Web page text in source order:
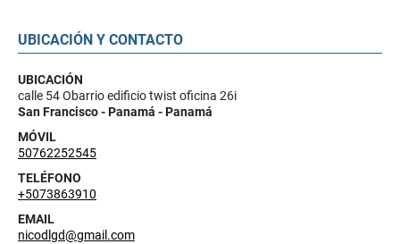
UBICACIÓN Y CONTACTO
UBICACIÓN
calle 54 Obarrio edificio twist oficina 26i
San Francisco - Panamá - Panamá
MÓVIL
50762252545
TELÉFONO
+5073863910
EMAIL
nicodlgd@gmail.com